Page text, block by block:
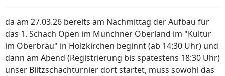
da am 27.03.26 bereits am Nachmittag der Aufbau für
das 1. Schach Open im Münchner Oberland im "Kultur
im Oberbräu" in Holzkirchen beginnt (ab 14:30 Uhr) und
dann am Abend (Registrierung bis spätestens 18:30 Uhr)
unser Blitzschachturnier dort startet, muss sowohl das